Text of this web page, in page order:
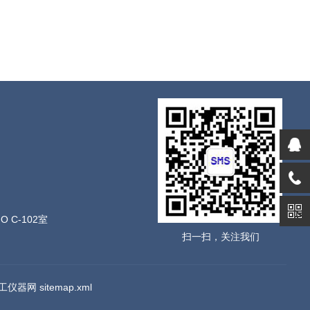
C-102室
扫一扫，关注我们
仪器网 sitemap.xml